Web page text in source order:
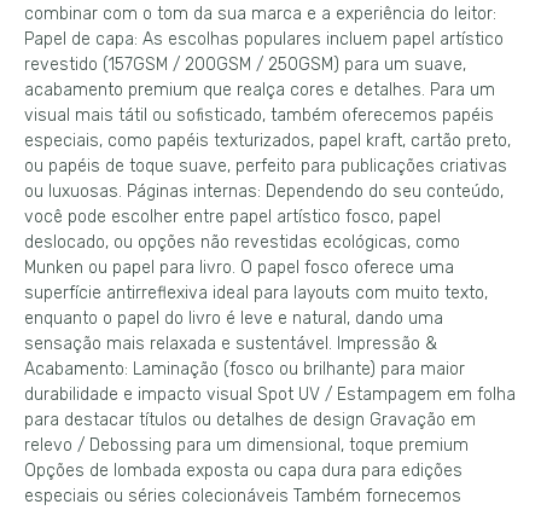
combinar com o tom da sua marca e a experiência do leitor:
Papel de capa: As escolhas populares incluem papel artístico
revestido (157GSM / 200GSM / 250GSM) para um suave,
acabamento premium que realça cores e detalhes. Para um
visual mais tátil ou sofisticado, também oferecemos papéis
especiais, como papéis texturizados, papel kraft, cartão preto,
ou papéis de toque suave, perfeito para publicações criativas
ou luxuosas. Páginas internas: Dependendo do seu conteúdo,
você pode escolher entre papel artístico fosco, papel
deslocado, ou opções não revestidas ecológicas, como
Munken ou papel para livro. O papel fosco oferece uma
superfície antirreflexiva ideal para layouts com muito texto,
enquanto o papel do livro é leve e natural, dando uma
sensação mais relaxada e sustentável. Impressão &
Acabamento: Laminação (fosco ou brilhante) para maior
durabilidade e impacto visual Spot UV / Estampagem em folha
para destacar títulos ou detalhes de design Gravação em
relevo / Debossing para um dimensional, toque premium
Opções de lombada exposta ou capa dura para edições
especiais ou séries colecionáveis ​​Também fornecemos